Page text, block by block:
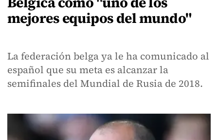
mejores equipos del mundo"
La federación belga ya le ha comunicado al
español que su meta es alcanzar la
semifinales del Mundial de Rusia de 2018.